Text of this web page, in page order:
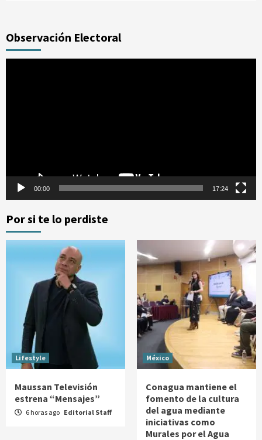
Observación Electoral
00:00 17:24
Por si te lo perdiste
Lifestyle
Maussan Televisión
estrena “Mensajes”
6 horas ago Editorial Staff
México
Conagua mantiene el
fomento de la cultura
del agua mediante
iniciativas como
Murales por el Agua